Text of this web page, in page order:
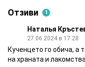
Отзиви 1
Наталья
27.06.2024 в 17:28
Кученцето го обича, а
на храната и